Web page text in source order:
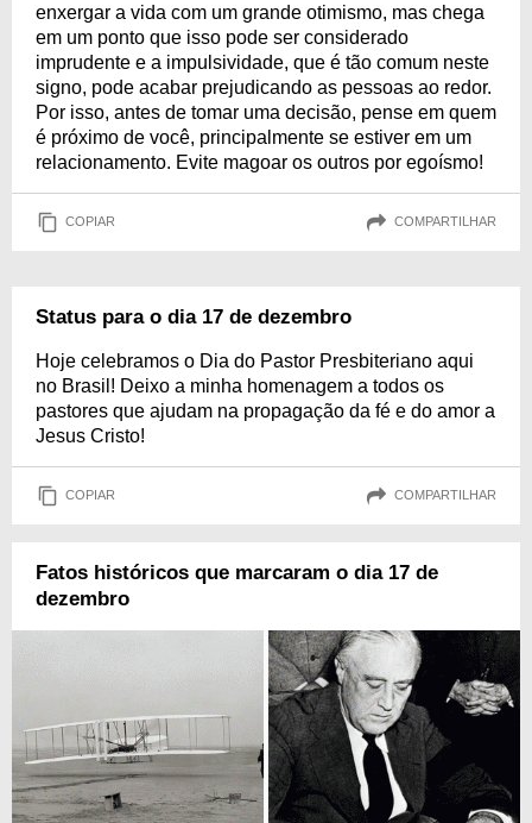
enxergar a vida com um grande otimismo, mas chega
em um ponto que isso pode ser considerado
imprudente e a impulsividade, que é tão comum neste
signo, pode acabar prejudicando as pessoas ao redor.
Por isso, antes de tomar uma decisão, pense em quem
é próximo de você, principalmente se estiver em um
relacionamento. Evite magoar os outros por egoísmo!
COPIAR COMPARTILHAR
Status para o dia 17 de dezembro
Hoje celebramos o Dia do Pastor Presbiteriano aqui
no Brasil! Deixo a minha homenagem a todos os
pastores que ajudam na propagação da fé e do amor a
Jesus Cristo!
COPIAR COMPARTILHAR
Fatos históricos que marcaram o dia 17 de
dezembro